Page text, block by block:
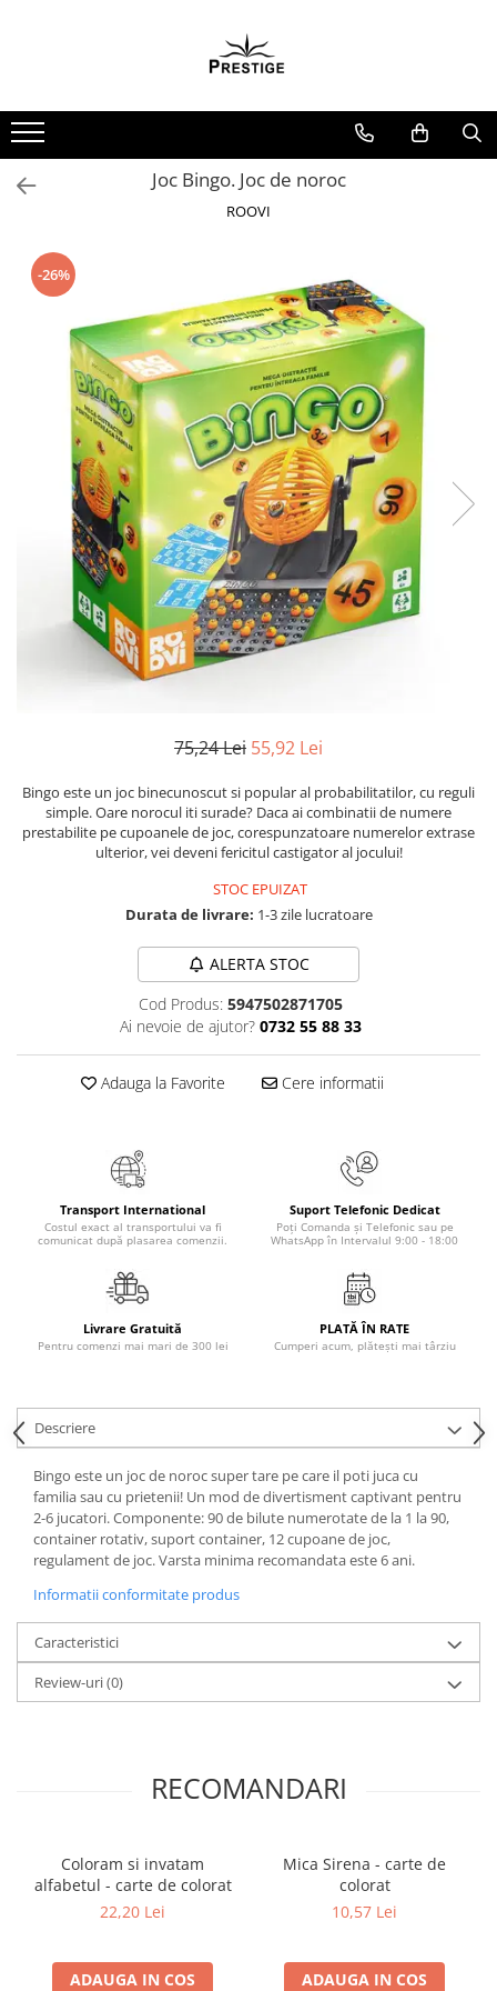
Noutati
Promotii
Pachete Speciale Carti
Arte Divinatorii
Astrologie
Chiromantie
Dezvoltare Spirituala
KidConnection
Minte Corp
New Illuminati Files
Numerologie
Paranormal
Parapsihologie
Ramtha
Audiobook
ReConnect
SelfConnect
SelfHealing
Medicina & Farmacie
Starea de bine
Terapii Alternative
Biografii, Memorii, Jurnale
Carti pentru Adolescenti, Young
Adult
Crime, Thriller, Mistery
Literatura Romana
Literatura Universala
Poezie
Romane de dragoste, Carti
romantice
Senzatii/Dragoste
Senzatii/Erotic
Teens Book Club
Adezivi si benzi adezive
Joc Bingo. Joc de noroc
ROOVI
-26%
75,24 Lei 55,92 Lei
Bingo este un joc binecunoscut si popular al probabilitatilor, cu reguli
simple. Oare norocul iti surade? Daca ai combinatii de numere
prestabilite pe cupoanele de joc, corespunzatoare numerelor extrase
ulterior, vei deveni fericitul castigator al jocului!
STOC EPUIZAT
Durata de livrare: 1-3 zile lucratoare
ALERTA STOC
Cod Produs: 5947502871705
Ai nevoie de ajutor? 0732 55 88 33
Adauga la Favorite Cere informatii
Transport International
Costul exact al transportului va fi
comunicat după plasarea comenzii.
Suport Telefonic Dedicat
Poți Comanda și Telefonic sau pe
WhatsApp în Intervalul 9:00 - 18:00
Livrare Gratuită
Pentru comenzi mai mari de 300 lei
PLATĂ ÎN RATE
Cumperi acum, plătești mai târziu
Descriere
Bingo este un joc de noroc super tare pe care il poti juca cu
familia sau cu prietenii! Un mod de divertisment captivant pentru
2-6 jucatori. Componente: 90 de bilute numerotate de la 1 la 90,
container rotativ, suport container, 12 cupoane de joc,
regulament de joc. Varsta minima recomandata este 6 ani.
Informatii conformitate produs
Caracteristici
Review-uri(0)
RECOMANDARI
Coloram si invatam
alfabetul - carte de colorat
22,20 Lei
ADAUGA IN COS
Mica Sirena - carte de
colorat
10,57 Lei
ADAUGA IN COS